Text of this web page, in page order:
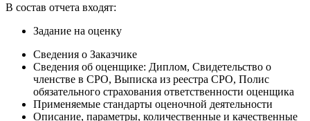
В состав отчета входят:
Задание на оценку
Сведения о Заказчике
Сведения об оценщике: Диплом, Свидетельство о
членстве в СРО, Выписка из реестра СРО, Полис
обязательного страхования ответственности оценщика
Применяемые стандарты оценочной деятельности
Описание, параметры, количественные и качественные